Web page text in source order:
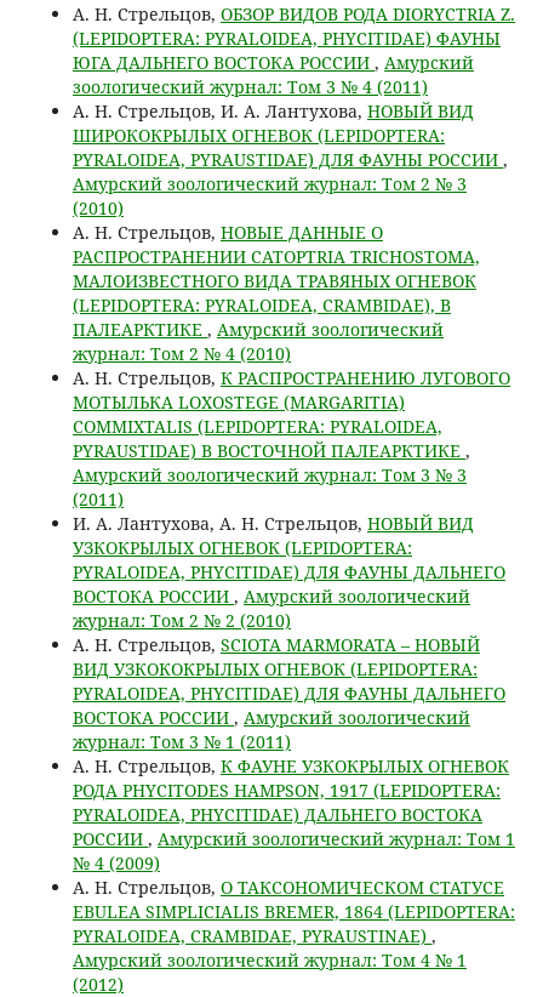
А. Н. Стрельцов, ОБЗОР ВИДОВ РОДА DIORYCTRIA Z.
(LEPIDOPTERA: PYRALOIDEA, PHYCITIDAE) ФАУНЫ
ЮГА ДАЛЬНЕГО ВОСТОКА РОССИИ , Амурский
зоологический журнал: Том 3 № 4 (2011)
А. Н. Стрельцов, И. А. Лантухова, НОВЫЙ ВИД
ШИРОКОКРЫЛЫХ ОГНЕВОК (LEPIDOPTERA:
PYRALOIDEA, PYRAUSTIDAE) ДЛЯ ФАУНЫ РОССИИ ,
Амурский зоологический журнал: Том 2 № 3
(2010)
А. Н. Стрельцов, НОВЫЕ ДАННЫЕ О
РАСПРОСТРАНЕНИИ CATOPTRIA TRICHOSTOMA,
МАЛОИЗВЕСТНОГО ВИДА ТРАВЯНЫХ ОГНЕВОК
(LEPIDOPTERA: PYRALOIDEA, CRAMBIDAE), В
ПАЛЕАРКТИКЕ , Амурский зоологический
журнал: Том 2 № 4 (2010)
А. Н. Стрельцов, К РАСПРОСТРАНЕНИЮ ЛУГОВОГО
МОТЫЛЬКА LOXOSTEGE (MARGARITIA)
COMMIXTALIS (LEPIDOPTERA: PYRALOIDEA,
PYRAUSTIDAE) В ВОСТОЧНОЙ ПАЛЕАРКТИКЕ ,
Амурский зоологический журнал: Том 3 № 3
(2011)
И. А. Лантухова, А. Н. Стрельцов, НОВЫЙ ВИД
УЗКОКРЫЛЫХ ОГНЕВОК (LEPIDOPTERA:
PYRALOIDEA, PHYCITIDAE) ДЛЯ ФАУНЫ ДАЛЬНЕГО
ВОСТОКА РОССИИ , Амурский зоологический
журнал: Том 2 № 2 (2010)
А. Н. Стрельцов, SCIOTA MARMORATA – НОВЫЙ
ВИД УЗКОКОКРЫЛЫХ ОГНЕВОК (LEPIDOPTERA:
PYRALOIDEA, PHYCITIDAE) ДЛЯ ФАУНЫ ДАЛЬНЕГО
ВОСТОКА РОССИИ , Амурский зоологический
журнал: Том 3 № 1 (2011)
А. Н. Стрельцов, К ФАУНЕ УЗКОКРЫЛЫХ ОГНЕВОК
РОДА PHYCITODES HAMPSON, 1917 (LEPIDOPTERA:
PYRALOIDEA, PHYCITIDAE) ДАЛЬНЕГО ВОСТОКА
РОССИИ , Амурский зоологический журнал: Том 1
№ 4 (2009)
А. Н. Стрельцов, О ТАКСОНОМИЧЕСКОМ СТАТУСЕ
EBULEA SIMPLICIALIS BREMER, 1864 (LEPIDOPTERA:
PYRALOIDEA, CRAMBIDAE, PYRAUSTINAE) ,
Амурский зоологический журнал: Том 4 № 1
(2012)